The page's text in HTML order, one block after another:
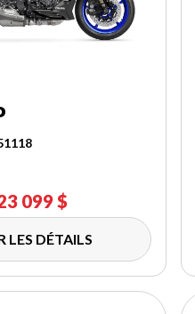
099 $
LES DÉTAILS